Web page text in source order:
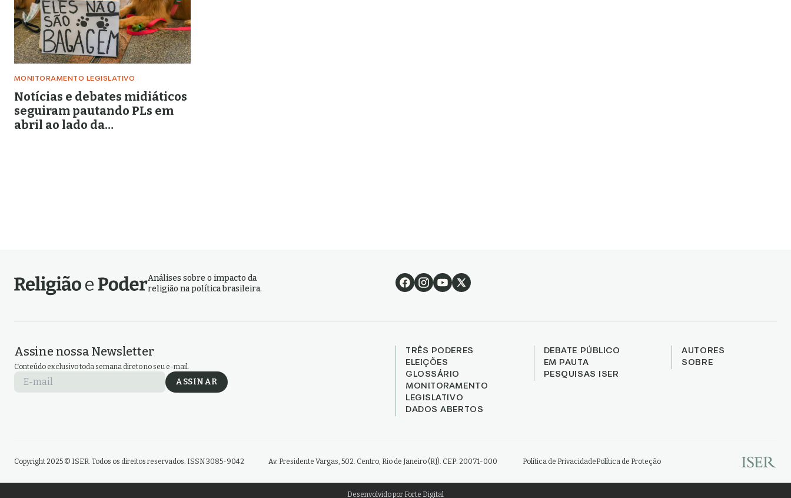
MONITORAMENTO LEGISLATIVO
Notícias e debates midiáticos
seguiram pautando PLs em
abril ao lado da
Análises sobre o impacto da
religião na política brasileira.
Assine nossa Newsletter
Conteúdo exclusivo toda semana direto no seu e-mail.
E-mail ASSINAR
TRÊS PODERES
ELEIÇÕES
GLOSSÁRIO
MONITORAMENTO
LEGISLATIVO
DADOS ABERTOS
DEBATE PÚBLICO
EM PAUTA
PESQUISAS ISER
AUTORES
SOBRE
Copyright 2025 © ISER. Todos os direitos reservados. ISSN 3085-9042 Av. Presidente Vargas, 502. Centro, Rio de Janeiro (RJ). CEP: 20071-000 Política de PrivacidadePolítica de Proteção
Desenvolvido por Forte Digital